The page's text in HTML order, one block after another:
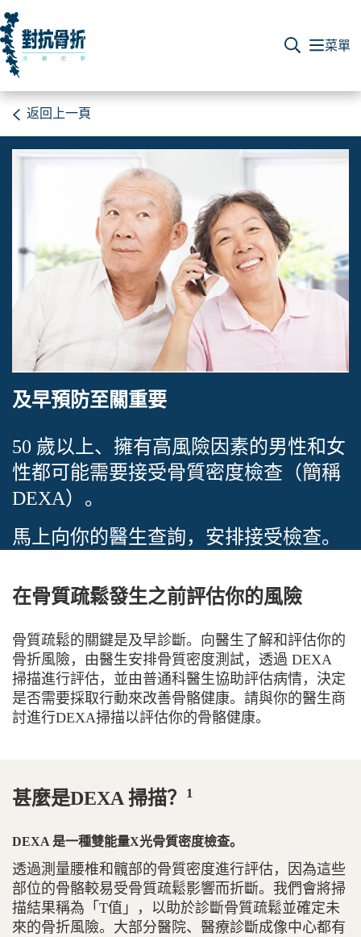
返回上一頁
及早預防至關重要
50 歲以上、擁有高風險因素的男性和女
性都可能需要接受骨質密度檢查（簡稱
DEXA）。
馬上向你的醫生查詢，安排接受檢查。
在骨質疏鬆發生之前評估你的風險
骨質疏鬆的關鍵是及早診斷。向醫生了解和評估你的
骨折風險，由醫生安排骨質密度測試，透過 DEXA
掃描進行評估，並由普通科醫生協助評估病情，決定
是否需要採取行動來改善骨骼健康。請與你的醫生商
討進行DEXA掃描以評估你的骨骼健康。
甚麼是DEXA 掃描？ 1
DEXA 是一種雙能量X光骨質密度檢查。
透過測量腰椎和髖部的骨質密度進行評估，因為這些
部位的骨骼較易受骨質疏鬆影響而折斷。我們會將掃
描結果稱為「T值」，以助於診斷骨質疏鬆並確定未
來的骨折風險。大部分醫院、醫療診斷成像中心都有